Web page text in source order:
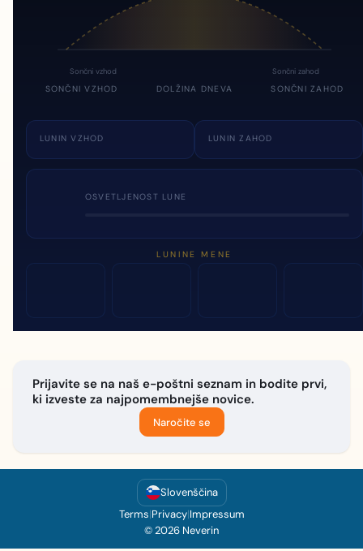
Sončni vzhod Sončni zahod
SONČNI VZHOD DOLŽINA DNEVA SONČNI ZAHOD
LUNIN VZHOD LUNIN ZAHOD
OSVETLJENOST LUNE
LUNINE MENE
Prijavite se na naš e-poštni seznam in bodite prvi,
ki izveste za najpomembnejše novice.
Naročite se
Slovenščina
Terms|Privacy|Impressum
© 2026 Neverin